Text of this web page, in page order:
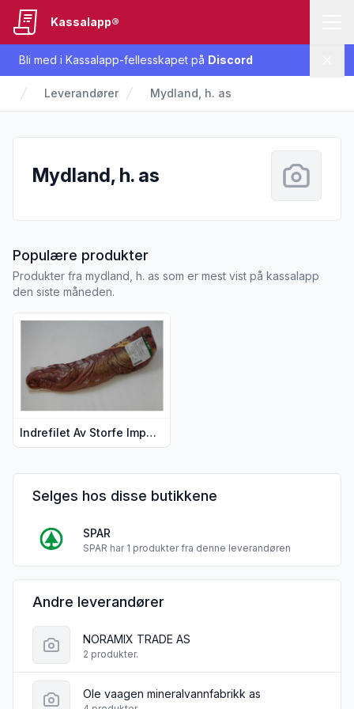
Bli med i Kassalapp-fellesskapet på Discord
Kassalapp®
Leverandører Mydland, h. as
Mydland, h. as
Populære produkterfra Mydland, h. as
Produkter fra mydland, h. as som er mest vist på kassalapp
den siste måneden.
Indrefilet Av Storfe Import hel pr Kg
Vis flere detaljer for produktet "Indrefilet Av Storfe Import
Selges hos disse butikkene
SPAR
SPAR har 1 produkter fra denne leverandøren
Andre leverandører
NORAMIX TRADE AS
2 produkter.
Ole vaagen mineralvannfabrikk as